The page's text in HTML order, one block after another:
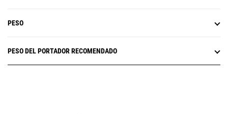
PESO
PESO DEL PORTADOR RECOMENDADO